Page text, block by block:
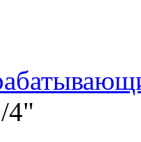
метизы, техника,
4"